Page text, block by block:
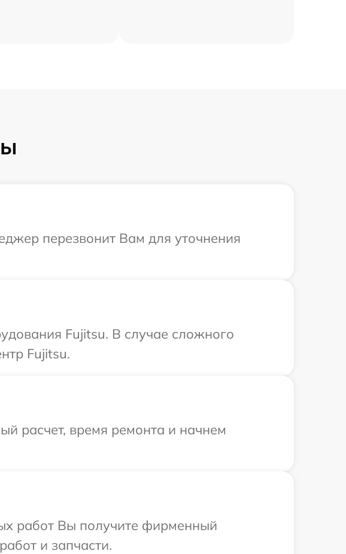
перезвонит Вам для уточнения
Fujitsu. В случае сложного
Fujitsu.
расчет, время ремонта и начнем
работ Вы получите фирменный
и запчасти.